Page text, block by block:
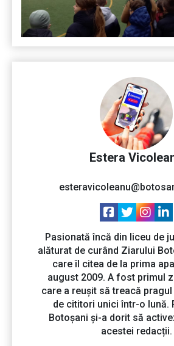
Estera
Pasionată încă din liceu de
alăturat de curând Ziarului
care îl citea de la prima
august 2009. A fost primul
care a reușit să treacă pragul
de cititori unici într-o lună.
Botoșani și-a dorit să
acestei redacții.